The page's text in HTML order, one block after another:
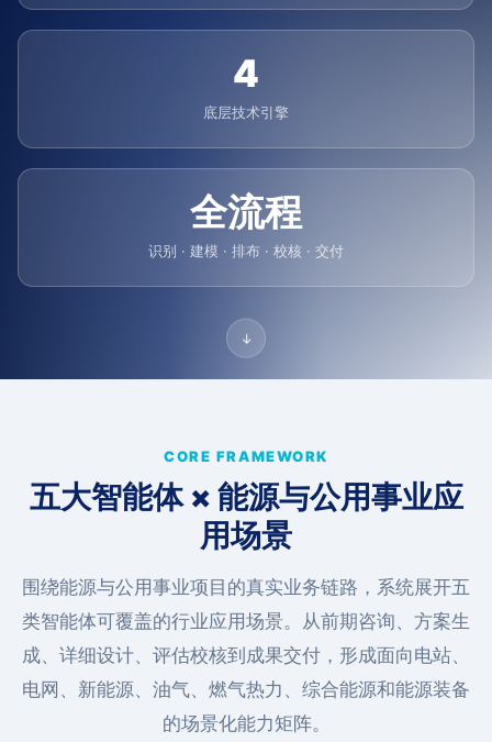
4
底层技术引擎
全流程
识别 · 建模 · 排布 · 校核 · 交付
↓
CORE FRAMEWORK
五大智能体 × 能源与公用事业应
用场景
围绕能源与公用事业项目的真实业务链路，系统展开五
类智能体可覆盖的行业应用场景。从前期咨询、方案生
成、详细设计、评估校核到成果交付，形成面向电站、
电网、新能源、油气、燃气热力、综合能源和能源装备
的场景化能力矩阵。